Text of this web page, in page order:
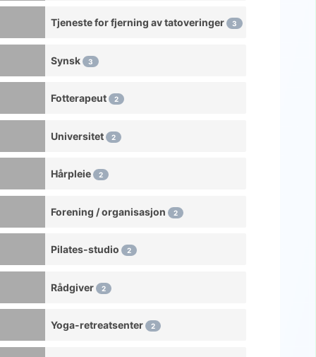
Utdanningssenter
Miljørettet helsevern
Erotisk massasje
Ansiktsspa
Festival
Treningssenter
Fotpleie
Møbelbutikk
Tjeneste for fjerning av tatoveringer 3
Synsk 3
Fotterapeut 2
Universitet 2
Hårpleie 2
Forening / organisasjon 2
Pilates-studio 2
Rådgiver 2
Yoga-retreatsenter 2